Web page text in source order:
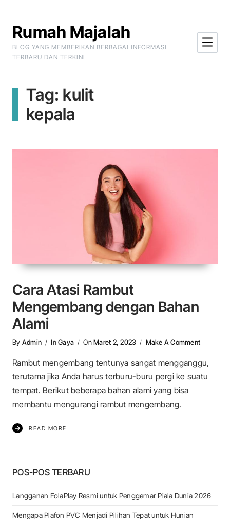
Rumah Majalah
BLOG YANG MEMBERIKAN BERBAGAI INFORMASI
TERBARU DAN TERKINI
Tag: kulit
kepala
Cara Atasi Rambut
Mengembang dengan Bahan
Alami
By Admin InGaya OnMaret 2, 2023 Make A CommentOn Cara
Rambut mengembang tentunya sangat mengganggu,
terutama jika Anda harus terburu-buru pergi ke suatu
tempat. Berikut beberapa bahan alami yang bisa
membantu mengurangi rambut mengembang.
READ MORE
POS-POS TERBARU
Langganan FolaPlay Resmi untuk Penggemar Piala Dunia 2026
Mengapa Plafon PVC Menjadi Pilihan Tepat untuk Hunian